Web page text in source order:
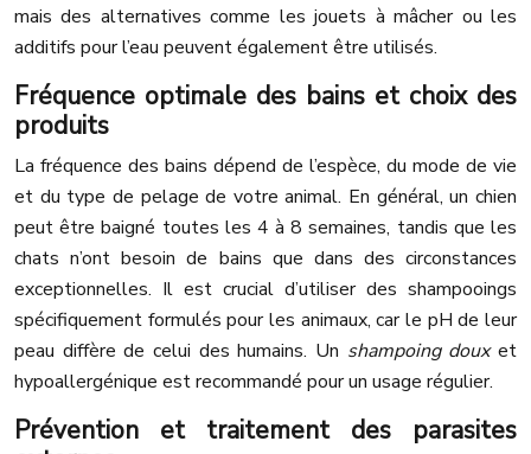
mais des alternatives comme les jouets à mâcher ou les
additifs pour l’eau peuvent également être utilisés.
Fréquence optimale des bains et choix des
produits
La fréquence des bains dépend de l’espèce, du mode de vie
et du type de pelage de votre animal. En général, un chien
peut être baigné toutes les 4 à 8 semaines, tandis que les
chats n’ont besoin de bains que dans des circonstances
exceptionnelles. Il est crucial d’utiliser des shampooings
spécifiquement formulés pour les animaux, car le pH de leur
peau diffère de celui des humains. Un shampoing douxet
hypoallergénique est recommandé pour un usage régulier.
Prévention et traitement des parasites